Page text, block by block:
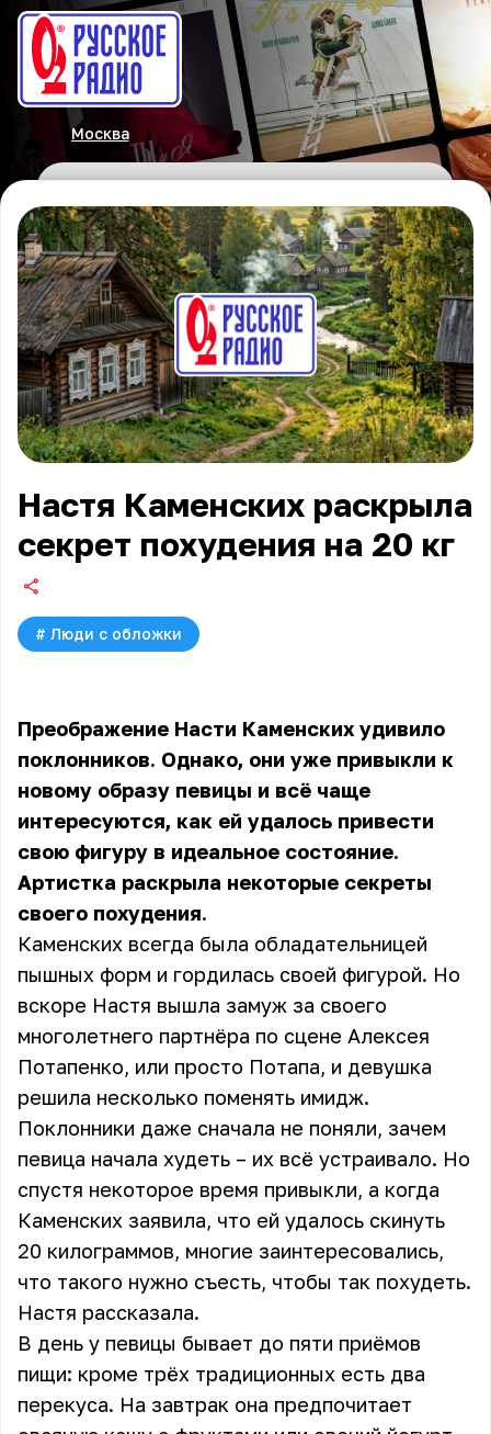
Москва
Настя Каменских раскрыла
секрет похудения на 20 кг
# Люди с обложки
Преображение Насти Каменских удивило
поклонников. Однако, они уже привыкли к
новому образу певицы и всё чаще
интересуются, как ей удалось привести
свою фигуру в идеальное состояние.
Артистка раскрыла некоторые секреты
своего похудения.
Каменских всегда была обладательницей
пышных форм и гордилась своей фигурой. Но
вскоре Настя вышла замуж за своего
многолетнего партнёра по сцене Алексея
Потапенко, или просто Потапа, и девушка
решила несколько поменять имидж.
Поклонники даже сначала не поняли, зачем
певица начала худеть – их всё устраивало. Но
спустя некоторое время привыкли, а когда
Каменских заявила, что ей удалось скинуть
20 килограммов, многие заинтересовались,
что такого нужно съесть, чтобы так похудеть.
Настя рассказала.
В день у певицы бывает до пяти приёмов
пищи: кроме трёх традиционных есть два
перекуса. На завтрак она предпочитает